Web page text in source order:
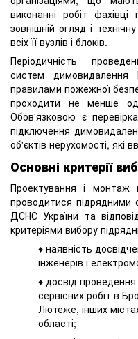
виконанні робіт фахівці
зовнішній огляд і
всіх її вузлів і блоків.
Періодичність
систем димовидалення
правилами пожежної
проходити не менше
Обов'язковою є
підключення
об'єктів нерухомості, які
Основні критерії
Проектування і монтаж
проводитися підрядними
ДСНС України та
критеріями вибору
♦ наявність
інженерів і
♦ досвід
сервісних робіт в
Лютеже, інших
області;